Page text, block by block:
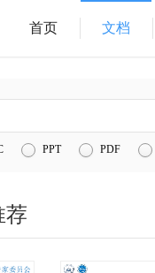
首页 文档
PPT PDF
荐